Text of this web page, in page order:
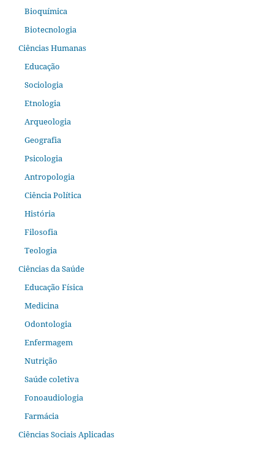
Bioquímica
Biotecnologia
Ciências Humanas
Educação
Sociologia
Etnologia
Arqueologia
Geografia
Psicologia
Antropologia
Ciência Política
História
Filosofia
Teologia
Ciências da Saúde
Educação Física
Medicina
Odontologia
Enfermagem
Nutrição
Saúde coletiva
Fonoaudiologia
Farmácia
Ciências Sociais Aplicadas